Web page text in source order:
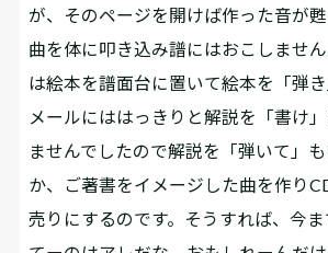
が、そのページを開けば作った音が
曲を体に叩き込み譜にはおこしませ
は絵本を譜面台に置いて絵本を「弾
メールにははっきりと解説を「書け
ませんでしたので解説を「弾いて」
か、ご著書をイメージした曲を作り
売りにするのです。そうすれば、今